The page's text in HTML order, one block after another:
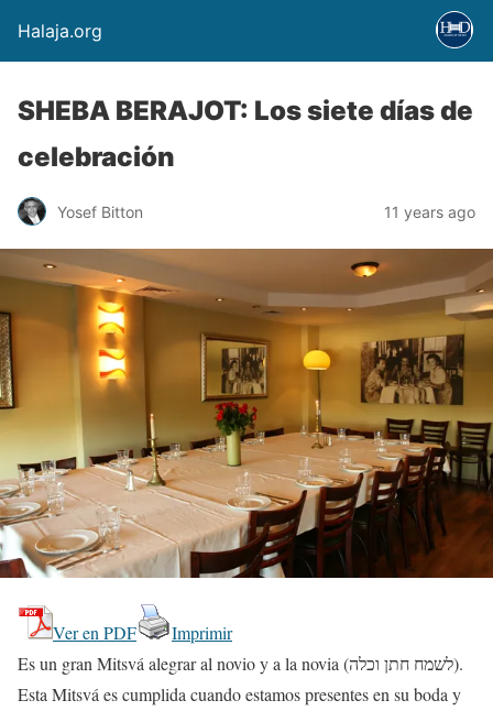
Halaja.org
SHEBA BERAJOT: Los siete días de
celebración
Yosef Bitton 11 years ago
Ver en PDF
Imprimir
Es un gran Mitsvá alegrar al novio y a la novia (לשמח חתן וכלה).
Esta Mitsvá es cumplida cuando estamos presentes en su boda y